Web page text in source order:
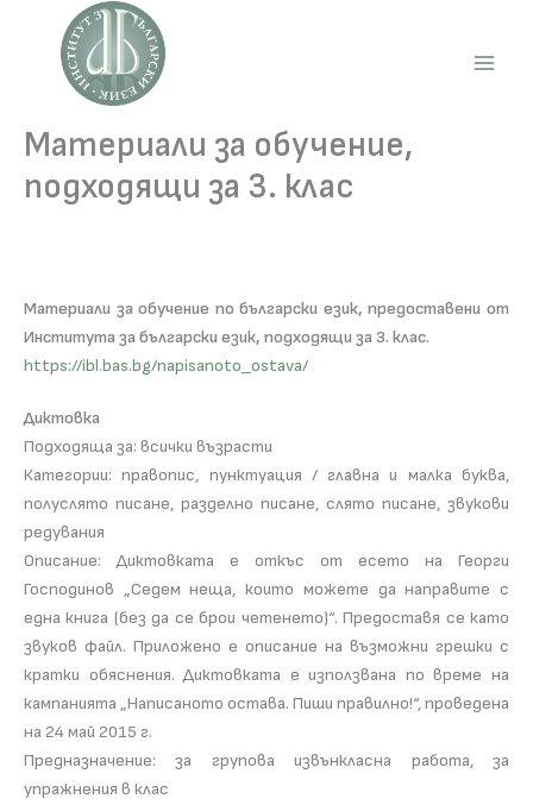
content
Материали за обучение,
подходящи за 3. клас
Материали за обучение по български език, предоставени от
Института за български език, подходящи за 3. клас.
https://ibl.bas.bg/napisanoto_ostava/
Диктовка
Подходяща за: всички възрасти
Категории: правопис, пунктуация / главна и малка буква,
полуслято писане, разделно писане, слято писане, звукови
редувания
Описание: Диктовката е откъс от есето на Георги
Господинов „Седем неща, които можете да направите с
една книга (без да се брои четенето)“. Предоставя се като
звуков файл. Прилoжено e описание на възможни грешки с
кратки обяснения. Диктовката е използвана по време на
кампанията „Написаното остава. Пиши правилно!“, проведена
на 24 май 2015 г.
Предназначение: за групова извънкласна работа, за
упражнения в клас